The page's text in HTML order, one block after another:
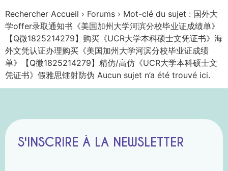
Rechercher Accueil › Forums › Mot-clé du sujet : 国外大
学offer录取通知书《美国加州大学河滨分校毕业证成绩单》
【Q微1825214279】购买《UCR大学本科硕士文凭证书》海
外文凭认证办理购买《美国加州大学河滨分校毕业证成绩
单》【Q微1825214279】精仿/高仿《UCR大学本科硕士文
凭证书》假雅思镭射防伪 Aucun sujet n’a été trouvé ici.
S'INSCRIRE À LA NEWSLETTER